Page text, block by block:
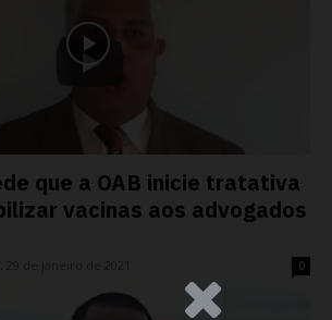
que a OAB inicie tratativa
vacinas aos advogados
0